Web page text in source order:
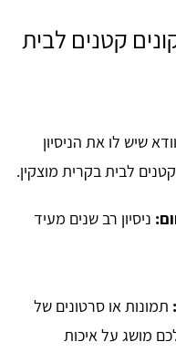
קטנים לבית
שיש לו את הניסיון
לבית בקרית מוצקין.
ניסיון רב שנים מעיד
תמונות או סרטונים של
מושג על איכות